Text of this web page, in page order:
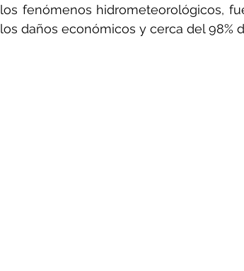
los fenómenos hidrometeorológicos,
los daños económicos y cerca del 98%